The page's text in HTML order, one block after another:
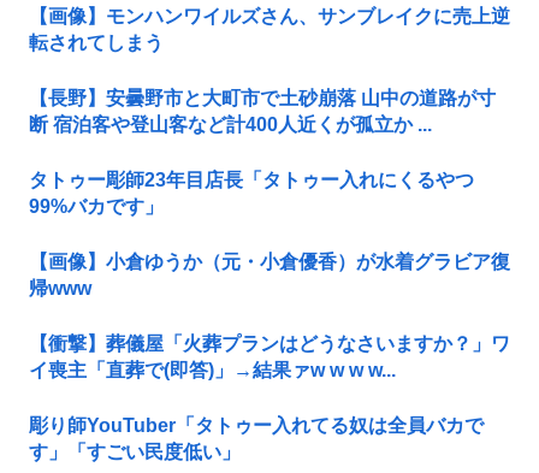
【画像】モンハンワイルズさん、サンブレイクに売上逆
転されてしまう
【長野】安曇野市と大町市で土砂崩落 山中の道路が寸
断 宿泊客や登山客など計400人近くが孤立か ...
タトゥー彫師23年目店長「タトゥー入れにくるやつ
99%バカです」
【画像】小倉ゆうか（元・小倉優香）が水着グラビア復
帰www
【衝撃】葬儀屋「火葬プランはどうなさいますか？」ワ
イ喪主「直葬で(即答)」→結果ァw w w w...
彫り師YouTuber「タトゥー入れてる奴は全員バカで
す」「すごい民度低い」